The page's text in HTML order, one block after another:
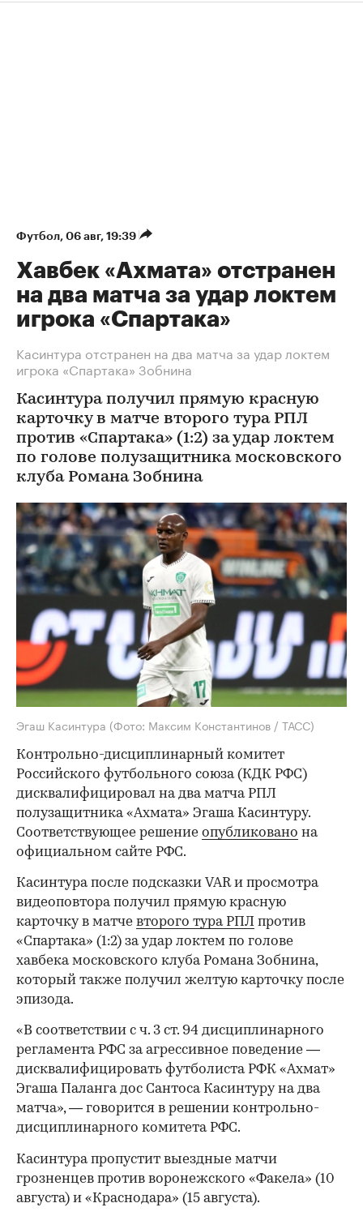
Футбол⁠, 06 авг, 19:39
Хавбек «Ахмата» отстранен
на два матча за удар локтем
игрока «Спартака»
Касинтура отстранен на два матча за удар локтем
игрока «Спартака» Зобнина
Касинтура получил прямую красную
карточку в матче второго тура РПЛ
против «Спартака» (1:2) за удар локтем
по голове полузащитника московского
клуба Романа Зобнина
Эгаш Касинтура (Фото: Максим Константинов / ТАСС)
Контрольно-дисциплинарный комитет
Российского футбольного союза (КДК РФС)
дисквалифицировал на два матча РПЛ
полузащитника «Ахмата» Эгаша Касинтуру.
Соответствующее решение опубликовано на
официальном сайте РФС.
Касинтура после подсказки VAR и просмотра
видеоповтора получил прямую красную
карточку в матче второго тура РПЛ против
«Спартака» (1:2) за удар локтем по голове
хавбека московского клуба Романа Зобнина,
который также получил желтую карточку после
эпизода.
«В соответствии с ч. 3 ст. 94 дисциплинарного
регламента РФС за агрессивное поведение —
дисквалифицировать футболиста РФК «Ахмат»
Эгаша Паланга дос Сантоса Касинтуру на два
матча», — говорится в решении контрольно-
дисциплинарного комитета РФС.
Касинтура пропустит выездные матчи
грозненцев против воронежского «Факела» (10
августа) и «Краснодара» (15 августа).